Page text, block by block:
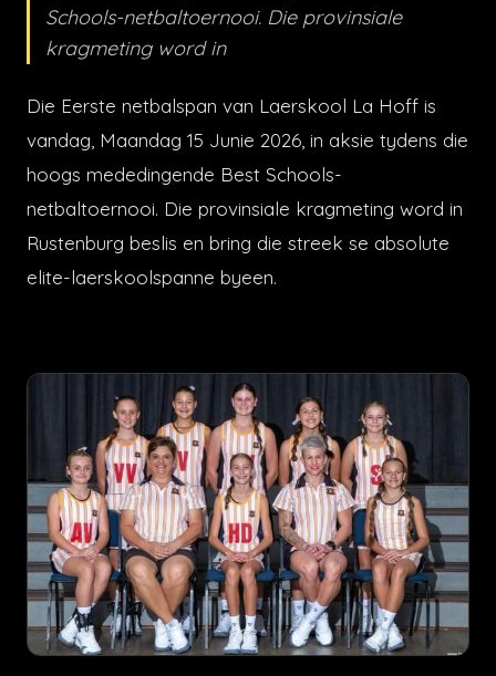
Schools-netbaltoernooi. Die provinsiale
kragmeting word in
Die Eerste netbalspan van Laerskool La Hoff is
vandag, Maandag 15 Junie 2026, in aksie tydens die
hoogs mededingende Best Schools-
netbaltoernooi. Die provinsiale kragmeting word in
Rustenburg beslis en bring die streek se absolute
elite-laerskoolspanne byeen.